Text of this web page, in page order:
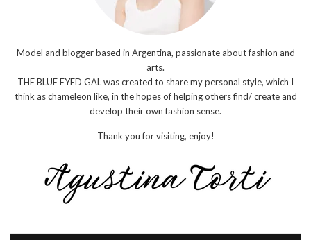
Model and blogger based in Argentina, passionate about fashion and
arts.
THE BLUE EYED GAL was created to share my personal style, which I
think as chameleon like, in the hopes of helping others find/ create and
develop their own fashion sense.
Thank you for visiting, enjoy!